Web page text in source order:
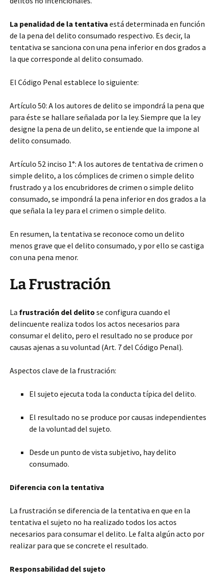
La penalidad de la tentativa está determinada en función
de la pena del delito consumado respectivo. Es decir, la
tentativa se sanciona con una pena inferior en dos grados a
la que corresponde al delito consumado.
El Código Penal establece lo siguiente:
Artículo 50: A los autores de delito se impondrá la pena que
para éste se hallare señalada por la ley. Siempre que la ley
designe la pena de un delito, se entiende que la impone al
delito consumado.
Artículo 52 inciso 1°: A los autores de tentativa de crimen o
simple delito, a los cómplices de crimen o simple delito
frustrado y a los encubridores de crimen o simple delito
consumado, se impondrá la pena inferior en dos grados a la
que señala la ley para el crimen o simple delito.
En resumen, la tentativa se reconoce como un delito
menos grave que el delito consumado, y por ello se castiga
con una pena menor.
La Frustración
La frustración del delito se configura cuando el
delincuente realiza todos los actos necesarios para
consumar el delito, pero el resultado no se produce por
causas ajenas a su voluntad (Art. 7 del Código Penal).
Aspectos clave de la frustración:
El sujeto ejecuta toda la conducta típica del delito.
El resultado no se produce por causas independientes
de la voluntad del sujeto.
Desde un punto de vista subjetivo, hay delito
consumado.
Diferencia con la tentativa
La frustración se diferencia de la tentativa en que en la
tentativa el sujeto no ha realizado todos los actos
necesarios para consumar el delito. Le falta algún acto por
realizar para que se concrete el resultado.
Responsabilidad del sujeto